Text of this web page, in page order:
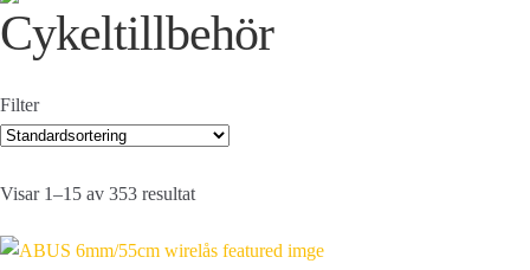
Cykeltillbehör
Filter
Visar 1–15 av 353 resultat